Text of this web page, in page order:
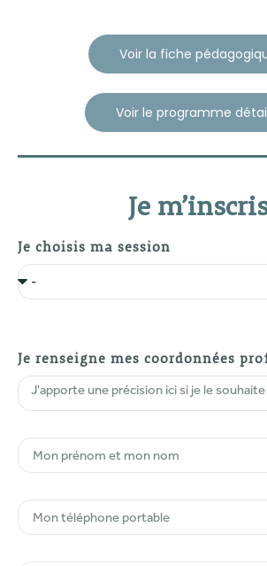
Voir la fiche
Voir le programme
Je
Je choisis ma session
Je renseigne mes coordonnées